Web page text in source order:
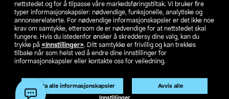
nettstedet og for å tilpasse våre markedsføringstiltak. Vi bruker fire
typer informasjonskapsler: nødvendige, funksjonelle, analytiske og
annonserelaterte. For nødvendige informasjonskapsler er det ikke noe
krav om samtykke, ettersom de er nødvendige for at nettstedet skal
fungere. Hvis du istedenfor ønsker å skreddersy dine valg, kan du
trykke på «Innstillinger». Ditt samtykke er frivillig og kan trekkes
tilbake når som helst ved å endre dine innstillinger for
informasjonskapsler eller kontakte oss for veiledning.
Godta alle informasjonskapsler Avvis alle
Innstillinger
SE NO FI
Privacy statement Medlemsvilkår Kjøpsvilkår
For bedrifter